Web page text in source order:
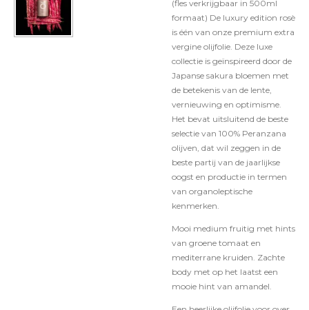
(fles verkrijgbaar in 500ml
formaat) De luxury edition rosè
is één van onze premium extra
vergine olijfolie. Deze luxe
collectie is geïnspireerd door de
Japanse sakura bloemen met
de betekenis van de lente,
vernieuwing en optimisme.
Het bevat uitsluitend de beste
selectie van 100% Peranzana
olijven, dat wil zeggen in de
beste partij van de jaarlijkse
oogst en productie in termen
van organoleptische
kenmerken.
Mooi medium fruitig met hints
van groene tomaat en
mediterrane kruiden. Zachte
body met op het laatst een
mooie hint van amandel.